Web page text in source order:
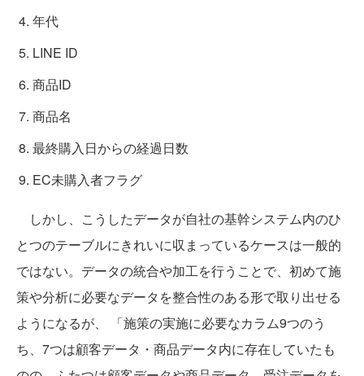
年代
LINE ID
商品ID
商品名
最終購入日からの経過日数
EC未購入者フラグ
しかし、こうしたデータが自社の基幹システム内のひ
とつのテーブルにきれいに収まっているケースは一般的
ではない。データの統合や加工を行うことで、初めて施
策や分析に必要なデータを整合性のある形で取り出せる
ようになるが、 「施策の実施に必要なカラム9つのう
ち、7つは顧客データ・商品データ内に存在していたも